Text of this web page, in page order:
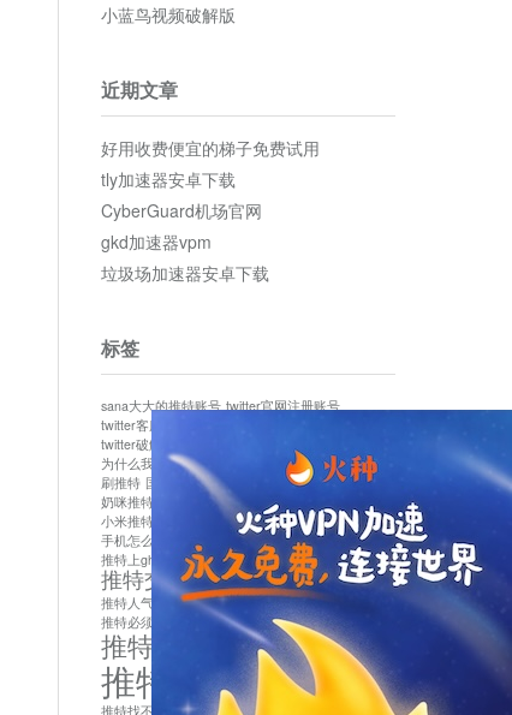
小蓝鸟视频破解版
近期文章
好用收费便宜的梯子免费试用
tly加速器安卓下载
CyberGuard机场官网
gkd加速器vpm
垃圾场加速器安卓下载
标签
sana大大的推特账号 twitter官网注册账号
twitter客服
twitter破解版下载
为什么我推特无法保存设置
作者sana推特是什么
刷推特 国内为什么不能用twitter 国内能用twitter吗
奶咪推特
如何找回推特密码
小米推特闪退是怎么回事 怎么看推特上的视频
手机怎么注册推特账号
推特devil
推特上ghs的女博主
推特交友软件app下载
推特人气萌货小蔡头喵喵喵 推特实名制
推特必须用外网吗
推特怎么取消关联手机号
推特怎么看敏感内容苹果
推特找不到账号 推特注册必须要手机号